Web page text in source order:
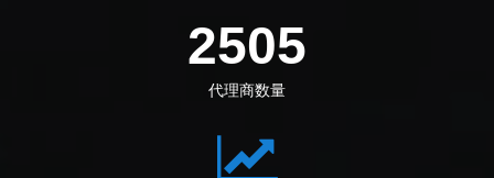
2698
代理商数量